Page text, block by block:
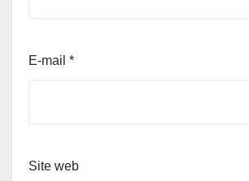
E-mail *
Site web